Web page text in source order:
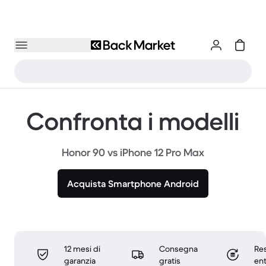
Confronta i modelli
Honor 90 vs iPhone 12 Pro Max
Acquista Smartphone Android
12 mesi di
garanzia
Consegna
gratis